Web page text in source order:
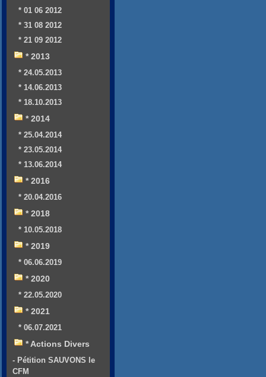
* 01 06 2012
* 31 08 2012
* 21 09 2012
* 2013
* 24.05.2013
* 14.06.2013
* 18.10.2013
* 2014
* 25.04.2014
* 23.05.2014
* 13.06.2014
* 2016
* 20.04.2016
* 2018
* 10.05.2018
* 2019
* 06.06.2019
* 2020
* 22.05.2020
* 2021
* 06.07.2021
* Actions Divers
- Pétition SAUVONS le
CFM